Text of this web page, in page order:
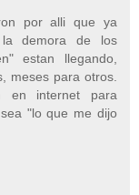
por alli que ya
la demora de los
estan llegando,
meses para otros.
en internet para
"lo que me dijo